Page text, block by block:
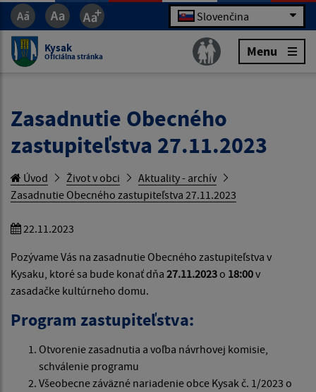
Slovenčina
Kysak
Oficiálna stránka Menu
Zasadnutie Obecného
zastupiteľstva 27.11.2023
Úvod Život v obci
Aktuality - archív
Zasadnutie Obecného zastupiteľstva 27.11.2023
22.11.2023
Pozývame Vás na zasadnutie Obecného zastupiteľstva v
Kysaku, ktoré sa bude konať dňa 27.11.2023o 18:00v
zasadačke kultúrneho domu.
Program zastupiteľstva:
Otvorenie zasadnutia a voľba návrhovej komisie,
schválenie programu
Všeobecne záväzné nariadenie obce Kysak č. 1/2023 o